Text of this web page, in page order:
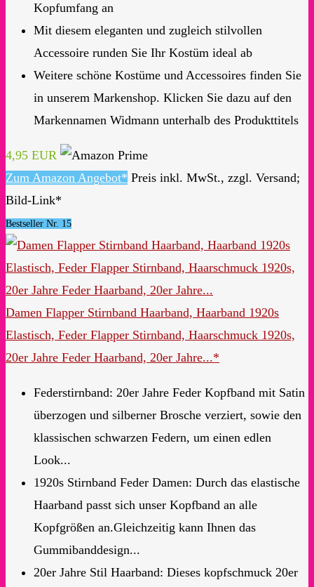
Kopfumfang an
Mit diesem eleganten und zugleich stilvollen
Accessoire runden Sie Ihr Kostüm ideal ab
Weitere schöne Kostüme und Accessoires finden Sie
in unserem Markenshop. Klicken Sie dazu auf den
Markennamen Widmann unterhalb des Produkttitels
4,95 EUR
Zum Amazon Angebot* Preis inkl. MwSt., zzgl. Versand;
Bild-Link*
Bestseller Nr. 15
Damen Flapper Stirnband Haarband, Haarband 1920s
Elastisch, Feder Flapper Stirnband, Haarschmuck 1920s,
20er Jahre Feder Haarband, 20er Jahre...*
Federstirnband: 20er Jahre Feder Kopfband mit Satin
überzogen und silberner Brosche verziert, sowie den
klassischen schwarzen Federn, um einen edlen
Look...
1920s Stirnband Feder Damen: Durch das elastische
Haarband passt sich unser Kopfband an alle
Kopfgrößen an.Gleichzeitig kann Ihnen das
Gummibanddesign...
20er Jahre Stil Haarband: Dieses kopfschmuck 20er